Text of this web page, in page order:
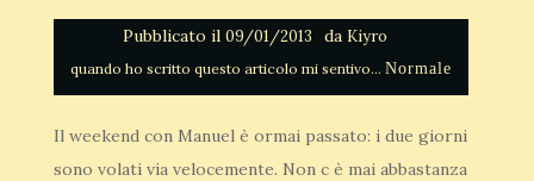
Pubblicato il 09/01/2013 da Kiyro
Normale
Il weekend con Manuel è ormai passato: i due giorni
sono volati via velocemente. Non c è mai abbastanza